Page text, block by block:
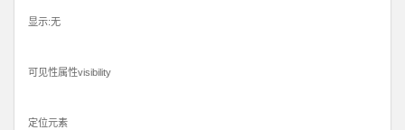
显示:无
可见性属性visibility
定位元素